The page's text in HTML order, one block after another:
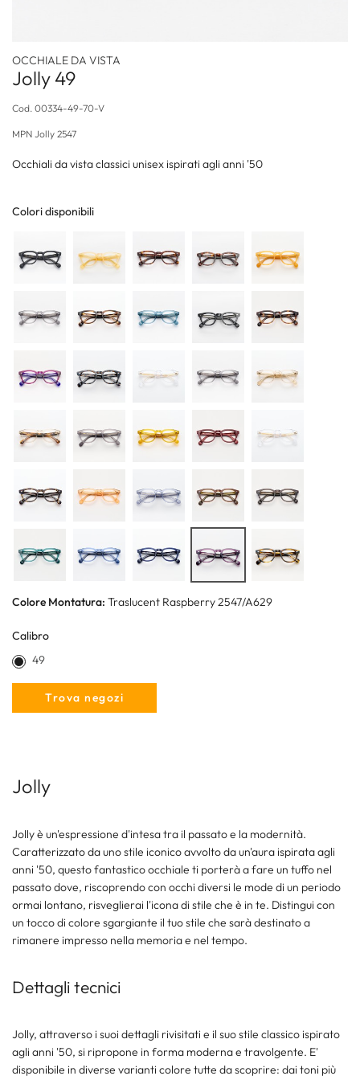
OCCHIALE DA VISTA
Jolly 49
Cod. 00334-49-70-V
MPN Jolly 2547
Occhiali da vista classici unisex ispirati agli anni '50
Colori disponibili
Colore Montatura: Traslucent Raspberry 2547/A629
Calibro
49
Trova negozi
Jolly
Jolly è un'espressione d'intesa tra il passato e la modernità.
Caratterizzato da uno stile iconico avvolto da un'aura ispirata agli
anni '50, questo fantastico occhiale ti porterà a fare un tuffo nel
passato dove, riscoprendo con occhi diversi le mode di un periodo
ormai lontano, risveglierai l'icona di stile che è in te. Distingui con
un tocco di colore sgargiante il tuo stile che sarà destinato a
rimanere impresso nella memoria e nel tempo.
Dettagli tecnici
Jolly, attraverso i suoi dettagli rivisitati e il suo stile classico ispirato
agli anni '50, si ripropone in forma moderna e travolgente. E'
disponibile in diverse varianti colore tutte da scoprire: dai toni più